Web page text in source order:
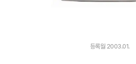
등록월 2003.01.